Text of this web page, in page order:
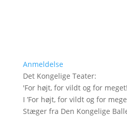
Anmeldelse
Det Kongelige Teater:
'For højt, for vildt og for meget!
I ’For højt, for vildt og for
Stæger fra Den Kongelige